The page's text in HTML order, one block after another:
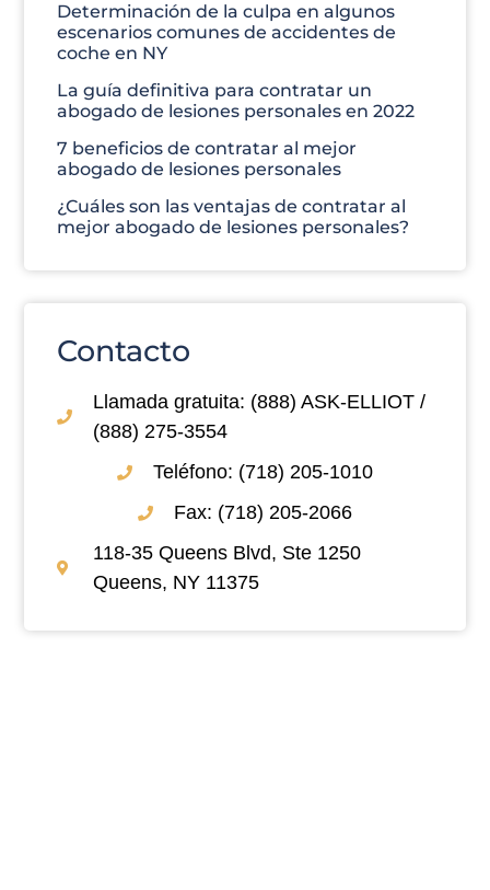
Determinación de la culpa en algunos
escenarios comunes de accidentes de
coche en NY
La guía definitiva para contratar un
abogado de lesiones personales en 2022
7 beneficios de contratar al mejor
abogado de lesiones personales
¿Cuáles son las ventajas de contratar al
mejor abogado de lesiones personales?
Contacto
Llamada gratuita: (888) ASK-ELLIOT /
(888) 275-3554
Teléfono: (718) 205-1010
Fax: (718) 205-2066
118-35 Queens Blvd, Ste 1250
Queens, NY 11375